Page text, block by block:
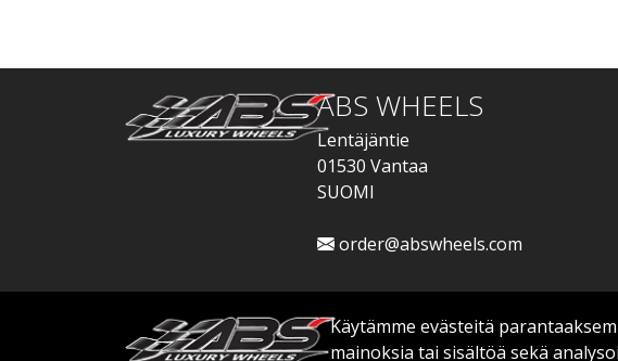
Käytämme evästeitä
mainoksia tai sisältöä sekä
ABS WHEELS
Lentäjäntie
01530 Vantaa
SUOMI
order@abswheels.com